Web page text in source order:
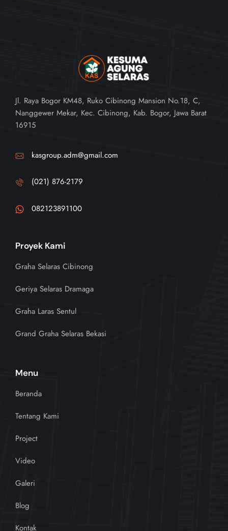
Jl. Raya Bogor KM48, Ruko Cibinong Mansion No.18, C,
Nanggewer Mekar, Kec. Cibinong, Kab. Bogor, Jawa Barat
16915
kasgroup.adm@gmail.com
(021) 876-2179
082123891100
Proyek Kami
Graha Selaras Cibinong
Geriya Selaras Dramaga
Graha Laras Sentul
Grand Graha Selaras Bekasi
Menu
Beranda
Tentang Kami
Project
Video
Galeri
Blog
Kontak